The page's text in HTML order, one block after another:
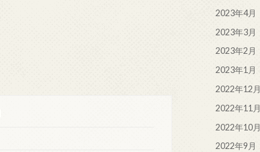
2023年4月
2023年3月
2023年2月
2023年1月
2022年12月
2022年11月
2022年10月
2022年9月